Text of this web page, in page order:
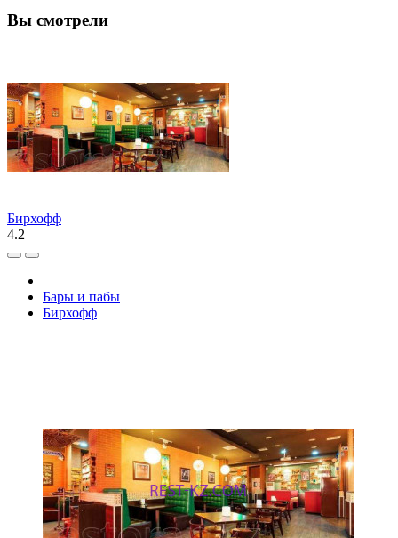
Вы смотрели
Бирхофф
4.2
Бары и пабы
Бирхофф